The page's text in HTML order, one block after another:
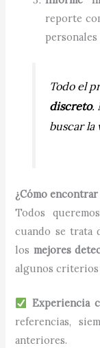
reporte
Todo el
discreto.
buscar la
¿Cómo
Todos
cuando se trata
los mejores
algunos criterios
Experiencia
referencias,
anteriores.